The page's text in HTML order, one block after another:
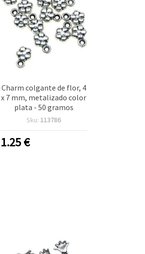
Charm colgante de flor, 4
x 7 mm, metalizado color
plata - 50 gramos
Sku: 113786
1.25€